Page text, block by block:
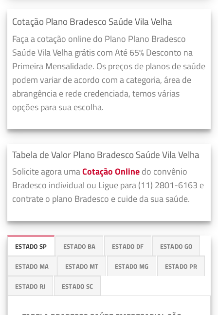
Cotação Plano Bradesco Saúde Vila Velha
Faça a cotação online do Plano Plano Bradesco
Saúde Vila Velha grátis com Até 65% Desconto na
Primeira Mensalidade. Os preços de planos de saúde
podem variar de acordo com a categoria, área de
abrangência e rede credenciada, temos várias
opções para sua escolha.
Tabela de Valor Plano Bradesco Saúde Vila Velha
Solicite agora umaCotação Onlinedo convênio
Bradesco individual ou Ligue para (11) 2801-6163 e
contrate o plano Bradesco e cuide da sua saúde.
ESTADO SP ESTADO BA ESTADO DF ESTADO GO
ESTADO MA ESTADO MT ESTADO MG ESTADO PR
ESTADO RJ ESTADO SC